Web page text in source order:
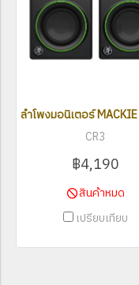
ลำโพงมอนิเตอร์ MACKIE
CR3
฿4,190
สินค้าหมด
เปรียบเทียบ